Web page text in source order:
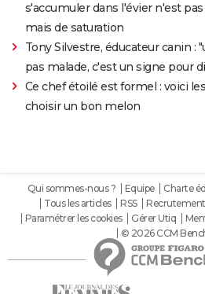
s'accumuler dans l'évier n'est
mais de saturation
Tony Silvestre, éducateur canin :
pas malade, c'est un signe pour
Ce chef étoilé est formel : voici
choisir un bon melon
Qui sommes-nous ? Equipe Charte
Tous les articles
RSS Recrutement
Paramétrer les cookies
Gérer Utiq
© 2026 CCM